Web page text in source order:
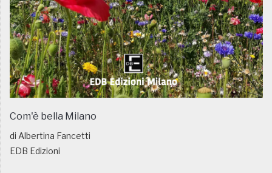
Com'è bella Milano
di Albertina Fancetti
EDB Edizioni